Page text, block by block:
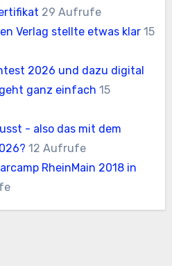
29 Aufrufe
Verlag stellte etwas klar 15
2026 und dazu digital
ganz einfach 15
- also das mit dem
12 Aufrufe
RheinMain 2018 in